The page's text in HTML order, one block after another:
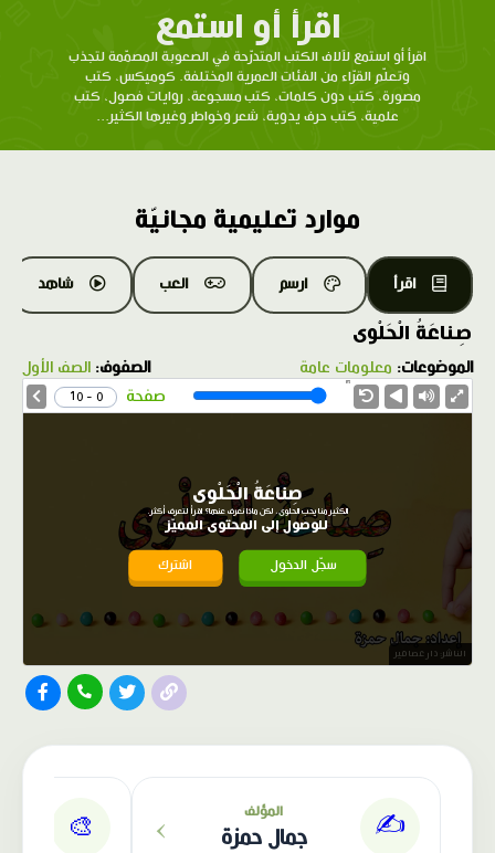
اقرأ أو استمع
اقرأ أو استمع لآلاف الكتب المتدرّحة في الصعوبة المصمّمة لتجذب
وتعلّم القرّاء من الفئات العمرية المختلفة. كوميكس، كتب
مصورة، كتب دون كلمات، كتب مسجوعة، روايات فصول، كتب
علمية، كتب حرف يدوية، شعر وخواطر وغيرها الكثير...
موارد تعليمية مجانيّة
اقرأ ارسم العب شاهد
صِناعَةُ الْحَلْوى
الموضوعات: معلومات عامة الصفوف: الصف الأول
صفحة 0 - 10
صِناعَةُ الْحَلْوى
الكثير منا يحب الحلوى، لكن ماذا نعرف عنها؟ اقرأ لتعرف أكثر.
للوصول إلى المحتوى المميّز
سجّل الدخول اشترك
الناشر: دار عصافير
✍️ المؤلف
جمال حمزة ›
🎨